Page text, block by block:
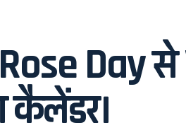
Day
कैलेंडर।